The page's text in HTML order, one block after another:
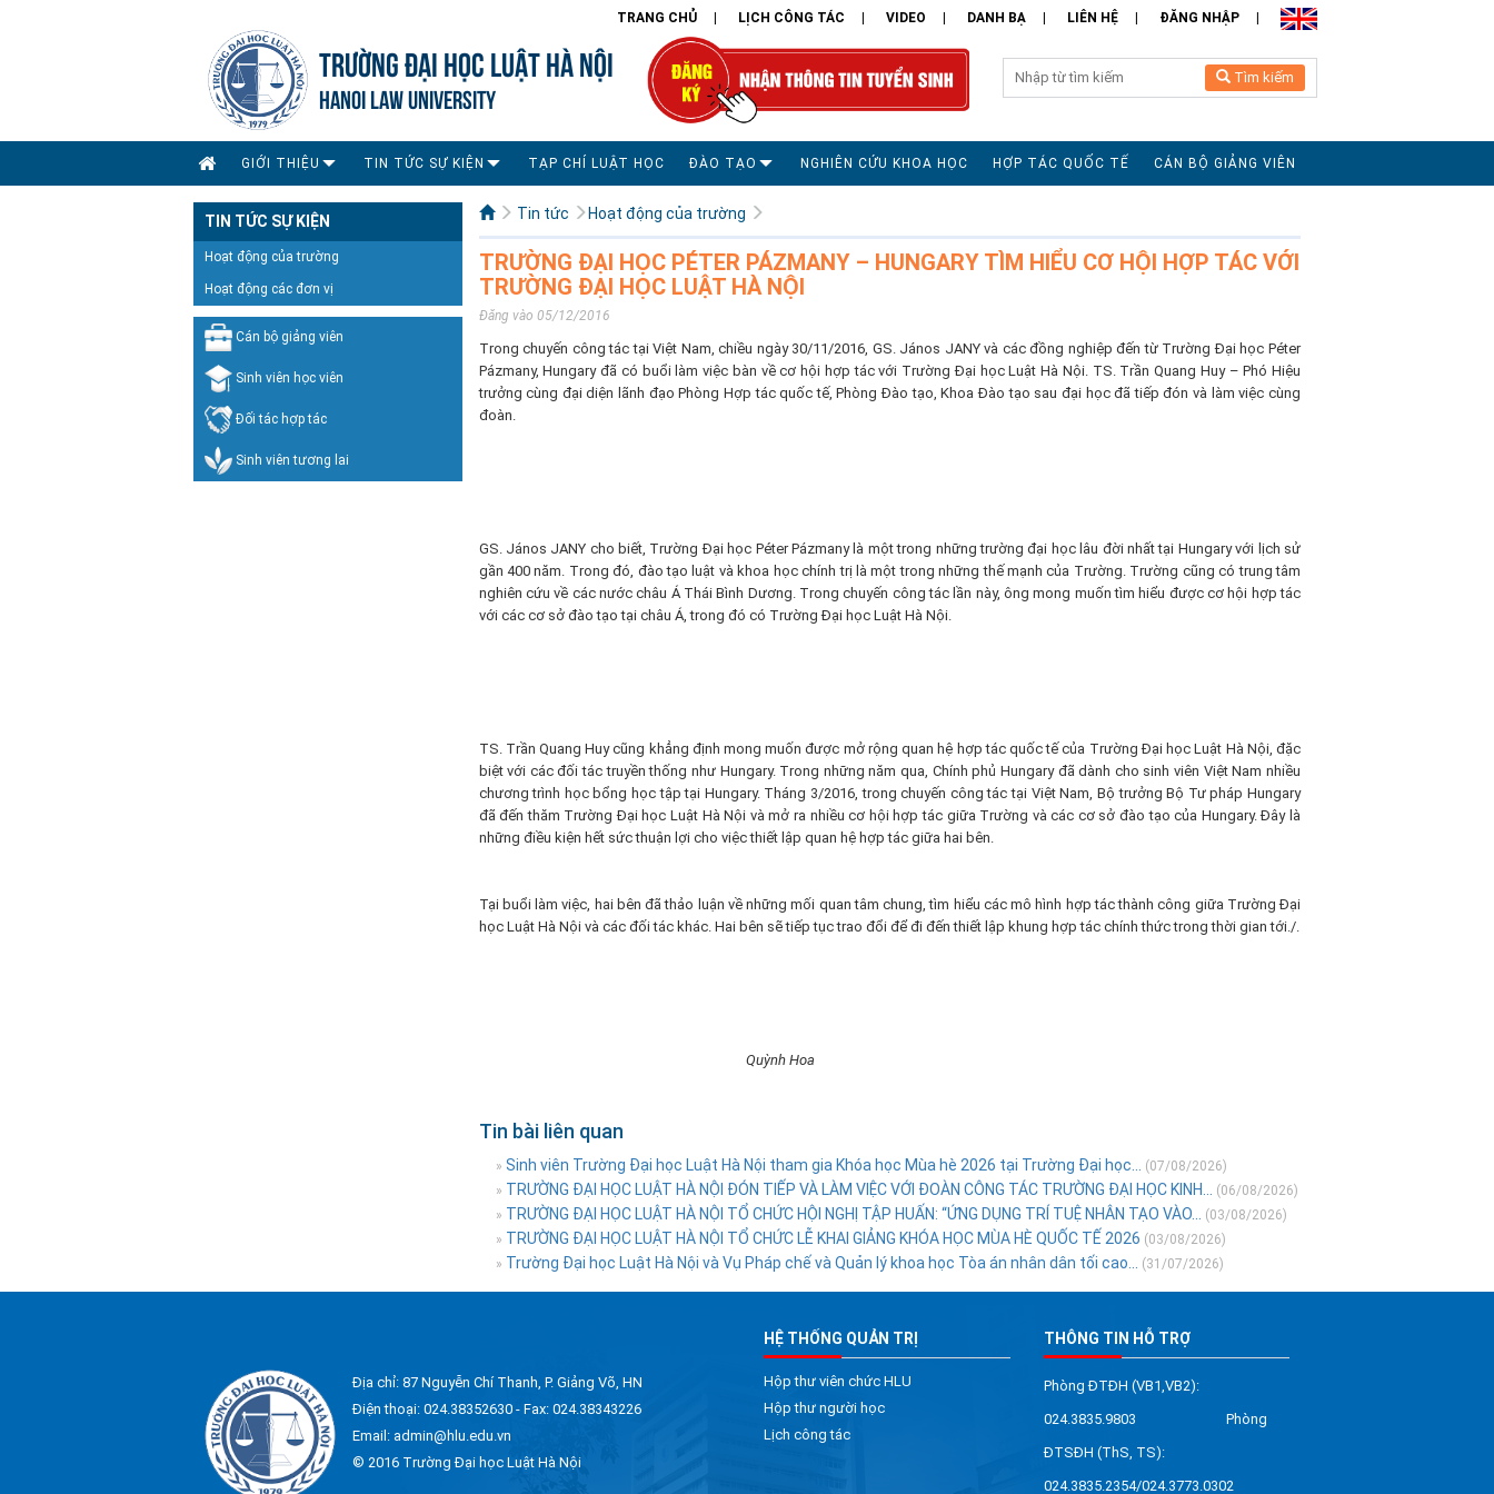
TRANG CHỦ LỊCH CÔNG TÁC VIDEO DANH BẠ LIÊN HỆ ĐĂNG NHẬP
TRƯỜNG ĐẠI HỌC LUẬT HÀ NỘI
HANOI LAW UNIVERSITY
Tìm kiếm
GIỚI THIỆU TIN TỨC SỰ KIỆN TẠP CHÍ LUẬT HỌC ĐÀO TẠO NGHIÊN CỨU KHOA HỌC HỢP TÁC QUỐC TẾ CÁN BỘ GIẢNG VIÊN
TIN TỨC SỰ KIỆN
Hoạt động của trường
Hoạt động các đơn vị
Cán bộ giảng viên
Sinh viên học viên
Đối tác hợp tác
Sinh viên tương lai
Tin tức Hoạt động của trường
TRƯỜNG ĐẠI HỌC PÉTER PÁZMANY – HUNGARY TÌM HIỂU CƠ HỘI HỢP TÁC VỚI
TRƯỜNG ĐẠI HỌC LUẬT HÀ NỘI
Đăng vào 05/12/2016
Trong chuyến công tác tại Việt Nam, chiều ngày 30/11/2016, GS. János JANY và các đồng nghiệp đến từ Trường Đại học Péter
Pázmany, Hungary đã có buổi làm việc bàn về cơ hội hợp tác với Trường Đại học Luật Hà Nội. TS. Trần Quang Huy – Phó Hiệu
trưởng cùng đại diện lãnh đạo Phòng Hợp tác quốc tế, Phòng Đào tạo, Khoa Đào tạo sau đại học đã tiếp đón và làm việc cùng
đoàn.
GS. János JANY cho biết, Trường Đại học Péter Pázmany là một trong những trường đại học lâu đời nhất tại Hungary với lịch sử
gần 400 năm. Trong đó, đào tạo luật và khoa học chính trị là một trong những thế mạnh của Trường. Trường cũng có trung tâm
nghiên cứu về các nước châu Á Thái Bình Dương. Trong chuyến công tác lần này, ông mong muốn tìm hiểu được cơ hội hợp tác
với các cơ sở đào tạo tại châu Á, trong đó có Trường Đại học Luật Hà Nội.
TS. Trần Quang Huy cũng khẳng định mong muốn được mở rộng quan hệ hợp tác quốc tế của Trường Đại học Luật Hà Nội, đặc
biệt với các đối tác truyền thống như Hungary. Trong những năm qua, Chính phủ Hungary đã dành cho sinh viên Việt Nam nhiều
chương trình học bổng học tập tại Hungary. Tháng 3/2016, trong chuyến công tác tại Việt Nam, Bộ trưởng Bộ Tư pháp Hungary
đã đến thăm Trường Đại học Luật Hà Nội và mở ra nhiều cơ hội hợp tác giữa Trường và các cơ sở đào tạo của Hungary. Đây là
những điều kiện hết sức thuận lợi cho việc thiết lập quan hệ hợp tác giữa hai bên.
Tại buổi làm việc, hai bên đã thảo luận về những mối quan tâm chung, tìm hiểu các mô hình hợp tác thành công giữa Trường Đại
học Luật Hà Nội và các đối tác khác. Hai bên sẽ tiếp tục trao đổi để đi đến thiết lập khung hợp tác chính thức trong thời gian tới./.
Quỳnh Hoa
Tin bài liên quan
» Sinh viên Trường Đại học Luật Hà Nội tham gia Khóa học Mùa hè 2026 tại Trường Đại học...
(07/08/2026)
» TRƯỜNG ĐẠI HỌC LUẬT HÀ NỘI ĐÓN TIẾP VÀ LÀM VIỆC VỚI ĐOÀN CÔNG TÁC TRƯỜNG ĐẠI HỌC KINH...
(06/08/2026)
» TRƯỜNG ĐẠI HỌC LUẬT HÀ NỘI TỔ CHỨC HỘI NGHỊ TẬP HUẤN: “ỨNG DỤNG TRÍ TUỆ NHÂN TẠO VÀO...
(03/08/2026)
» TRƯỜNG ĐẠI HỌC LUẬT HÀ NỘI TỔ CHỨC LỄ KHAI GIẢNG KHÓA HỌC MÙA HÈ QUỐC TẾ 2026 (03/08/2026)
» Trường Đại học Luật Hà Nội và Vụ Pháp chế và Quản lý khoa học Tòa án nhân dân tối cao... (31/07/2026)
Địa chỉ: 87 Nguyễn Chí Thanh, P. Giảng Võ, HN
Điện thoại: 024.38352630 - Fax: 024.38343226
Email: admin@hlu.edu.vn
© 2016 Trường Đại học Luật Hà Nội
HỆ THỐNG QUẢN TRỊ
Hộp thư viên chức HLU
Hộp thư người học
Lịch công tác
THÔNG TIN HỖ TRỢ
Phòng ĐTĐH (VB1,VB2):
024.3835.9803 Phòng
ĐTSĐH (ThS, TS):
024.3835.2354/024.3773.0302